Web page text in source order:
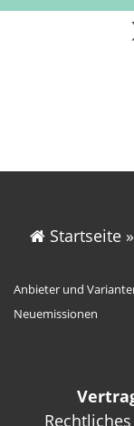
Startseite »
Anbieter und
Neuemissionen
Rechtliches